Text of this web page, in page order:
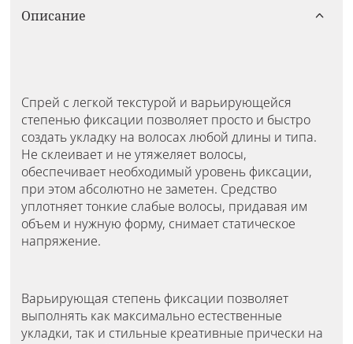
Описание
Спрей с легкой текстурой и варьирующейся
степенью фиксации позволяет просто и быстро
создать укладку на волосах любой длины и типа.
Не склеивает и не утяжеляет волосы,
обеспечивает необходимый уровень фиксации,
при этом абсолютно не заметен. Средство
уплотняет тонкие слабые волосы, придавая им
объем и нужную форму, снимает статическое
напряжение.
Варьирующая степень фиксации позволяет
выполнять как максимально естественные
укладки, так и стильные креативные прически на